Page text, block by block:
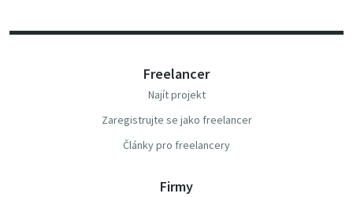
Freelancer
Najít projekt
Zaregistrujte se jako freelancer
Články pro freelancery
Firmy